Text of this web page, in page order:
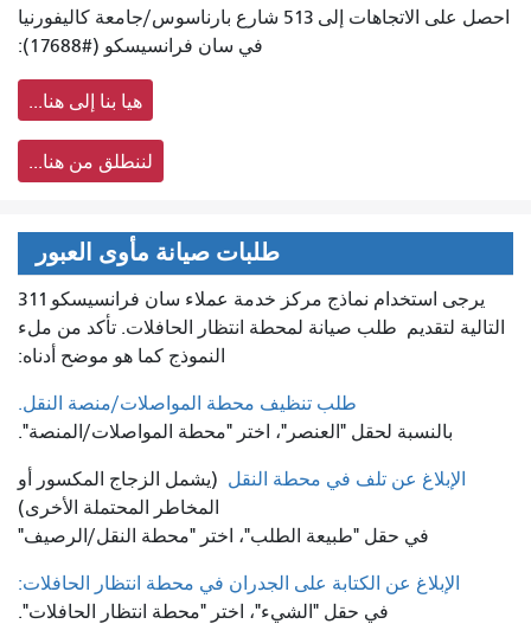
احصل على الاتجاهات إلى 513 شارع بارناسوس/جامعة كاليفورنيا
في سان فرانسيسكو (#17688):
هيا بنا إلى هنا...
لننطلق من هنا...
طلبات صيانة مأوى العبور
يرجى استخدام نماذج مركز خدمة عملاء سان فرانسيسكو 311
التالية لتقديم طلب صيانة لمحطة انتظار الحافلات. تأكد من ملء
النموذج كما هو موضح أدناه:
طلب تنظيف محطة المواصلات/منصة النقل.
بالنسبة لحقل "العنصر"، اختر "محطة المواصلات/المنصة".
الإبلاغ عن تلف في محطة النقل (يشمل الزجاج المكسور أو
المخاطر المحتملة الأخرى)
في حقل "طبيعة الطلب"، اختر "محطة النقل/الرصيف"
الإبلاغ عن الكتابة على الجدران في محطة انتظار الحافلات:
في حقل "الشيء"، اختر "محطة انتظار الحافلات".